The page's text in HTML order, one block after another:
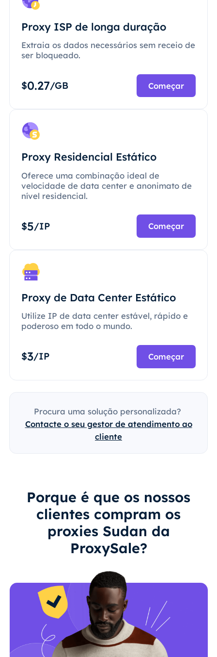
Proxy ISP de longa duração
Extraia os dados necessários sem receio de
ser bloqueado.
$0.27/GB Começar
Proxy Residencial Estático
Oferece uma combinação ideal de
velocidade de data center e anonimato de
nível residencial.
$5/IP Começar
Proxy de Data Center Estático
Utilize IP de data center estável, rápido e
poderoso em todo o mundo.
$3/IP Começar
Procura uma solução personalizada?
Contacte o seu gestor de atendimento ao
cliente
Porque é que os nossos
clientes compram os
proxies Sudan da
ProxySale?